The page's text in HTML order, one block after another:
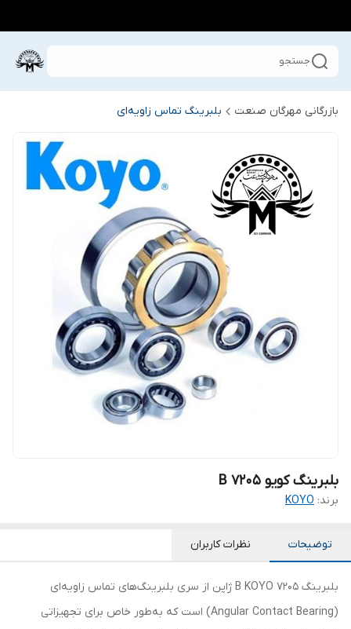
جستجو
بازرگانی مهرگان صنعت بلبرینگ تماس زاویه‌ای
بلبرینگ کویو 7205 B
برند: KOYO
توضیحات نظرات کاربران
بلبرینگ 7205 B KOYO ژاپن از سری بلبرینگ‌های تماس زاویه‌ای
(Angular Contact Bearing) است که به‌طور خاص برای تجهیزاتی